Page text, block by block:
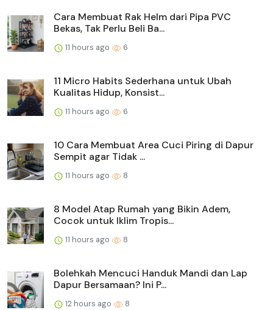
Cara Membuat Rak Helm dari Pipa PVC
Bekas, Tak Perlu Beli Ba...
11 hours ago 6
11 Micro Habits Sederhana untuk Ubah
Kualitas Hidup, Konsist...
11 hours ago 6
10 Cara Membuat Area Cuci Piring di Dapur
Sempit agar Tidak ...
11 hours ago 8
8 Model Atap Rumah yang Bikin Adem,
Cocok untuk Iklim Tropis...
11 hours ago 8
Bolehkah Mencuci Handuk Mandi dan Lap
Dapur Bersamaan? Ini P...
12 hours ago 8